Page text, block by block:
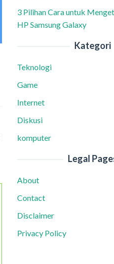
3 Pilihan Cara untuk
HP Samsung Galaxy
Kategori
Teknologi
Game
Internet
Diskusi
komputer
Legal
About
Contact
Disclaimer
Privacy Policy